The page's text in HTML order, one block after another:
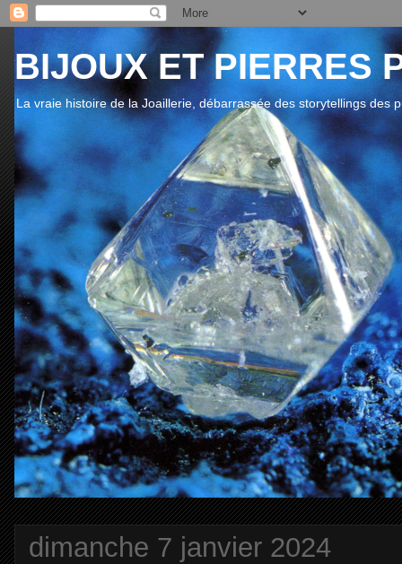
BIJOUX ET PIERRES
La vraie histoire de la Joaillerie, débarrassée des storytellings des
dimanche 7 janvier 2024